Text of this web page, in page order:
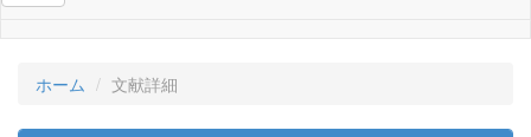
ホーム 文献詳細